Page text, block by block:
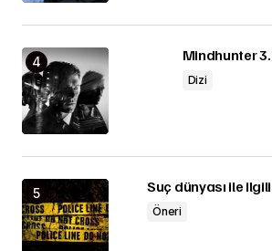
Mindhunter
Dizi
Suç dünyası ile
Öneri